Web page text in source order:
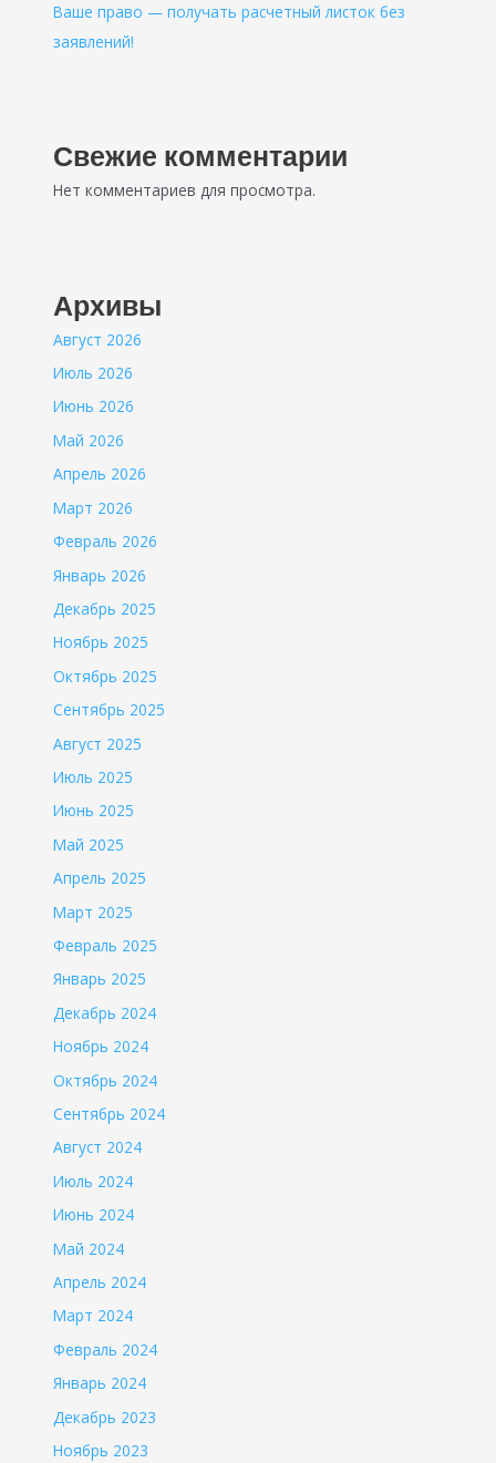
Ваше право — получать расчетный листок без
заявлений!
Свежие комментарии
Нет комментариев для просмотра.
Архивы
Август 2026
Июль 2026
Июнь 2026
Май 2026
Апрель 2026
Март 2026
Февраль 2026
Январь 2026
Декабрь 2025
Ноябрь 2025
Октябрь 2025
Сентябрь 2025
Август 2025
Июль 2025
Июнь 2025
Май 2025
Апрель 2025
Март 2025
Февраль 2025
Январь 2025
Декабрь 2024
Ноябрь 2024
Октябрь 2024
Сентябрь 2024
Август 2024
Июль 2024
Июнь 2024
Май 2024
Апрель 2024
Март 2024
Февраль 2024
Январь 2024
Декабрь 2023
Ноябрь 2023